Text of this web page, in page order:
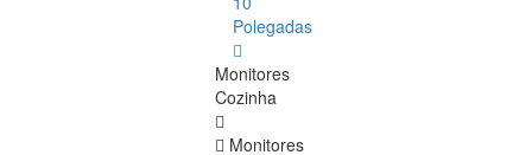
Polegadas
Monitores
Cozinha
Monitores